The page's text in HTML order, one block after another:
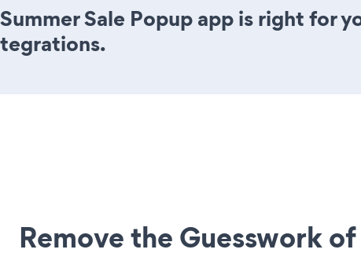
Sale Popup app is right for
Remove the Guesswork